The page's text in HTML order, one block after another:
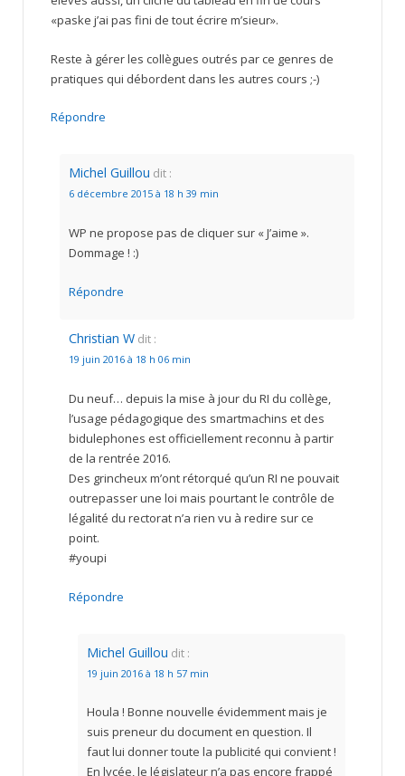
«paske j’ai pas fini de tout écrire m’sieur».
Reste à gérer les collègues outrés par ce genres de
pratiques qui débordent dans les autres cours ;-)
Répondre
Michel Guillou dit :
6 décembre 2015 à 18 h 39 min
WP ne propose pas de cliquer sur « J’aime ».
Dommage ! :)
Répondre
Christian W dit :
19 juin 2016 à 18 h 06 min
Du neuf… depuis la mise à jour du RI du collège,
l’usage pédagogique des smartmachins et des
bidulephones est officiellement reconnu à partir
de la rentrée 2016.
Des grincheux m’ont rétorqué qu’un RI ne pouvait
outrepasser une loi mais pourtant le contrôle de
légalité du rectorat n’a rien vu à redire sur ce
point.
#youpi
Répondre
Michel Guillou dit :
19 juin 2016 à 18 h 57 min
Houla ! Bonne nouvelle évidemment mais je
suis preneur du document en question. Il
faut lui donner toute la publicité qui convient !
En lycée, le législateur n’a pas encore frappé